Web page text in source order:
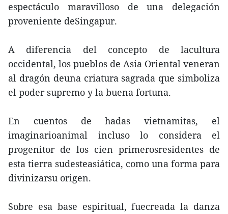
espectáculo maravilloso de una delegación
proveniente deSingapur.
A diferencia del concepto de lacultura
occidental, los pueblos de Asia Oriental veneran
al dragón deuna criatura sagrada que simboliza
el poder supremo y la buena fortuna.
En cuentos de hadas vietnamitas, el
imaginarioanimal incluso lo considera el
progenitor de los cien primerosresidentes de
esta tierra sudesteasiática, como una forma para
divinizarsu origen.
Sobre esa base espiritual, fuecreada la danza